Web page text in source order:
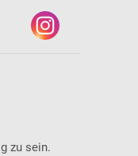
zu sein.